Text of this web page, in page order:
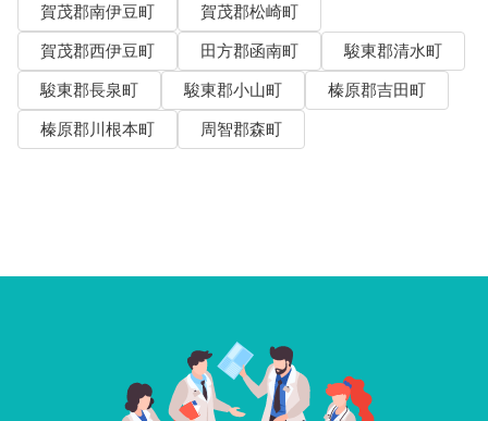
賀茂郡南伊豆町
賀茂郡松崎町
賀茂郡西伊豆町
田方郡函南町
駿東郡清水町
駿東郡長泉町
駿東郡小山町
榛原郡吉田町
榛原郡川根本町
周智郡森町